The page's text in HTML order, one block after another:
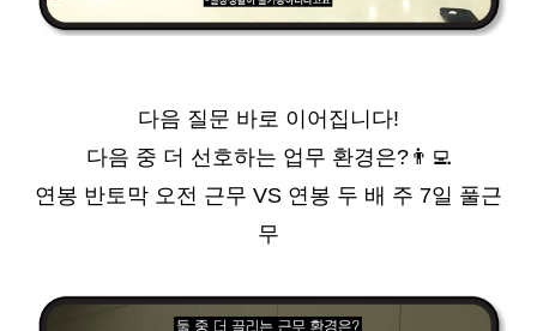
다음 질문 바로 이어집니다!
다음 중 더 선호하는 업무 환경은?👨
연봉 반토막 오전 근무 VS 연봉 두 배 주 7일 풀근
무